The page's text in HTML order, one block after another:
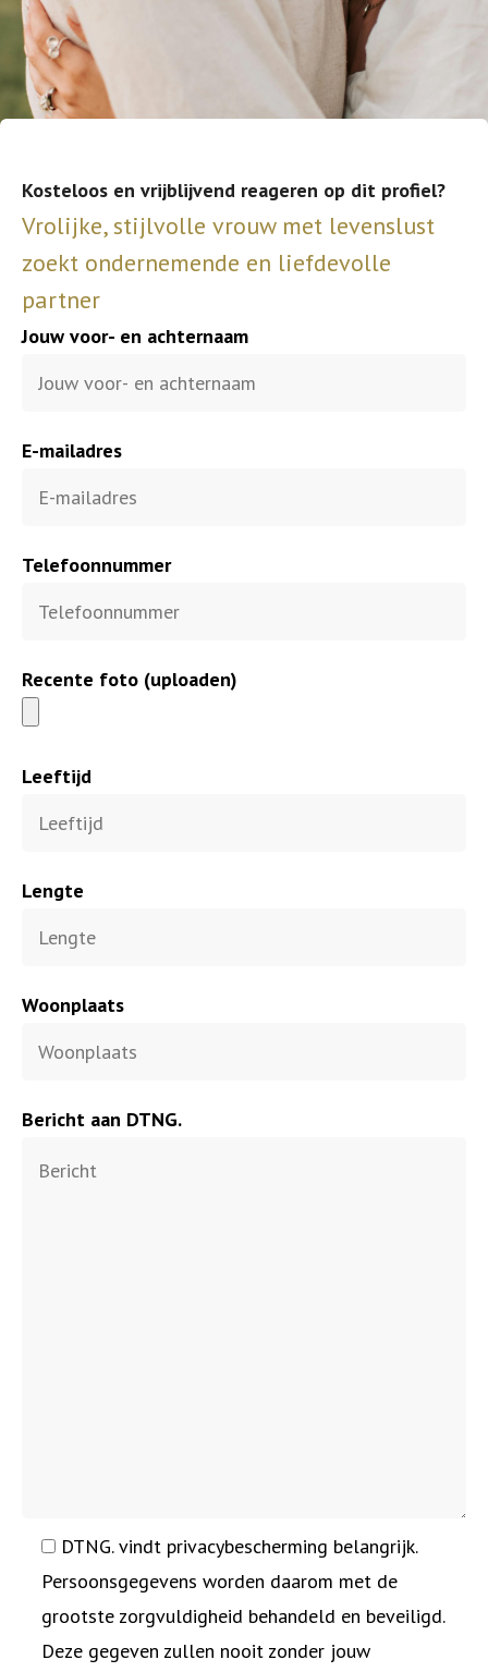
Kosteloos en vrijblijvend reageren op dit profiel?
Vrolijke, stijlvolle vrouw met levenslust
zoekt ondernemende en liefdevolle
partner
Jouw voor- en achternaam
E-mailadres
Telefoonnummer
Recente foto (uploaden)
Leeftijd
Lengte
Woonplaats
Bericht aan DTNG.
DTNG. vindt privacybescherming belangrijk.
Persoonsgegevens worden daarom met de
grootste zorgvuldigheid behandeld en beveiligd.
Deze gegeven zullen nooit zonder jouw